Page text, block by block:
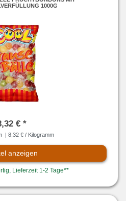
1000G
€ *
| 8,32 € / Kilogramm
anzeigen
Lieferzeit 1-2 Tage**